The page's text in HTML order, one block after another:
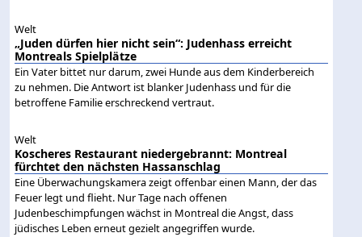
Welt
„Juden dürfen hier nicht sein“: Judenhass erreicht
Montreals Spielplätze
Ein Vater bittet nur darum, zwei Hunde aus dem Kinderbereich
zu nehmen. Die Antwort ist blanker Judenhass und für die
betroffene Familie erschreckend vertraut.
Welt
Koscheres Restaurant niedergebrannt: Montreal
fürchtet den nächsten Hassanschlag
Eine Überwachungskamera zeigt offenbar einen Mann, der das
Feuer legt und flieht. Nur Tage nach offenen
Judenbeschimpfungen wächst in Montreal die Angst, dass
jüdisches Leben erneut gezielt angegriffen wurde.